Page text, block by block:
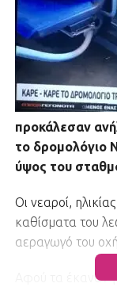
προκάλεσαν
το δρομολόγιο
ύψος του
Οι νεαροί,
καθίσματα του
αεραγωγό του
Αφού τα έκαναν